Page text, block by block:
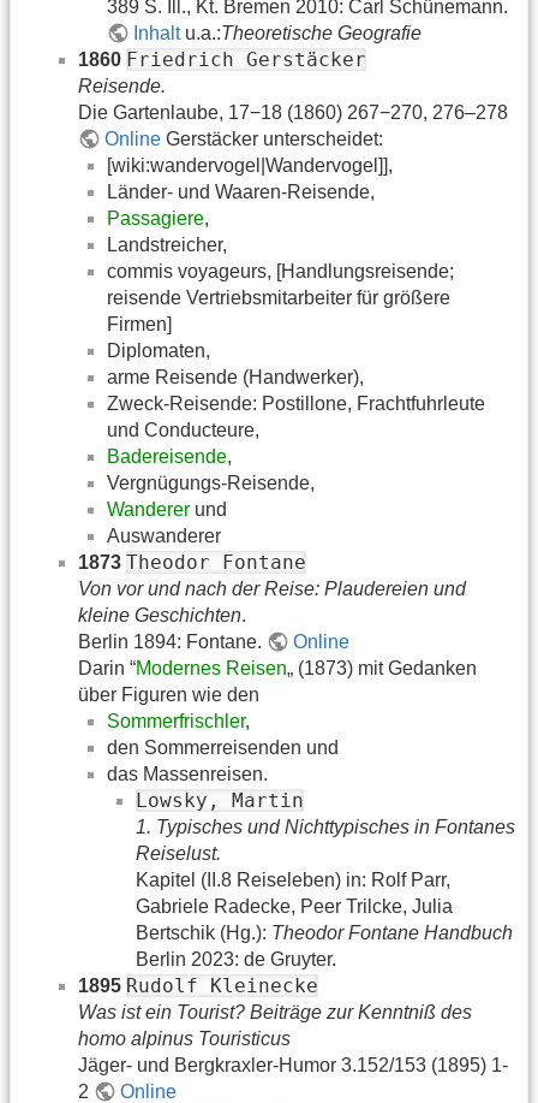
389 S. Ill., Kt. Bremen 2010: Carl Schünemann.
Inhaltu.a.:Theoretische Geografie
1860 Friedrich Gerstäcker
Reisende.
Die Gartenlaube, 17−18 (1860) 267−270, 276–278
Online Gerstäcker unterscheidet:
[wiki:wandervogel|Wandervogel]],
Länder- und Waaren-Reisende,
Passagiere,
Landstreicher,
commis voyageurs, [Handlungsreisende;
reisende Vertriebsmitarbeiter für größere
Firmen]
Diplomaten,
arme Reisende (Handwerker),
Zweck-Reisende: Postillone, Frachtfuhrleute
und Conducteure,
Badereisende,
Vergnügungs-Reisende,
Wanderer und
Auswanderer
1873 Theodor Fontane
Von vor und nach der Reise: Plaudereien und
kleine Geschichten.
Berlin 1894: Fontane.
Online
Darin “Modernes Reisen„ (1873) mit Gedanken
über Figuren wie den
Sommerfrischler,
den Sommerreisenden und
das Massenreisen.
Lowsky, Martin
1. Typisches und Nichttypisches in Fontanes
Reiselust.
Kapitel (II.8 Reiseleben) in: Rolf Parr,
Gabriele Radecke, Peer Trilcke, Julia
Bertschik (Hg.): Theodor Fontane Handbuch
Berlin 2023: de Gruyter.
1895 Rudolf Kleinecke
Was ist ein Tourist? Beiträge zur Kenntniß des
homo alpinus Touristicus
Jäger- und Bergkraxler-Humor 3.152/153 (1895) 1-
2
Online